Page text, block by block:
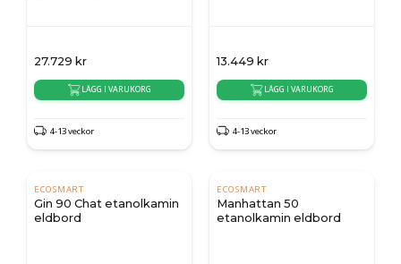
27.729 kr
LÄGG I VARUKORG
4-13 veckor
13.449 kr
LÄGG I VARUKORG
4-13 veckor
ECOSMART
Gin 90 Chat etanolkamin
eldbord
ECOSMART
Manhattan 50
etanolkamin eldbord